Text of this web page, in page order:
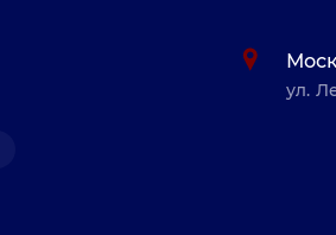
ул.